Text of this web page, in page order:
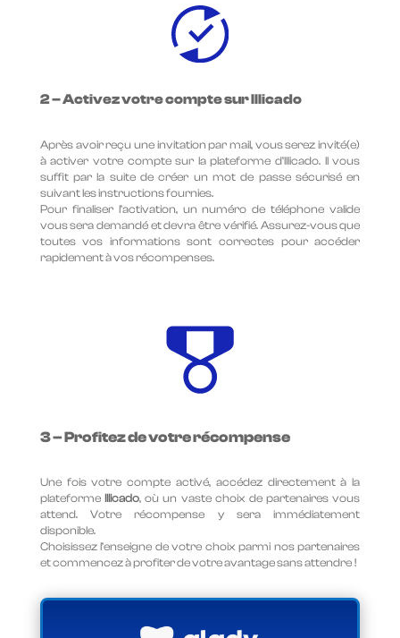
2 – Activez votre compte sur Illicado
Après avoir reçu une invitation par mail, vous serez invité(e)
à activer votre compte sur la plateforme d’Illicado. Il vous
suffit par la suite de créer un mot de passe sécurisé en
suivant les instructions fournies.
Pour finaliser l’activation, un numéro de téléphone valide
vous sera demandé et devra être vérifié. Assurez-vous que
toutes vos informations sont correctes pour accéder
rapidement à vos récompenses.
3 – Profitez de votre récompense
Une fois votre compte activé, accédez directement à la
plateforme Illicado, où un vaste choix de partenaires vous
attend. Votre récompense y sera immédiatement
disponible.
Choisissez l’enseigne de votre choix parmi nos partenaires
et commencez à profiter de votre avantage sans attendre !